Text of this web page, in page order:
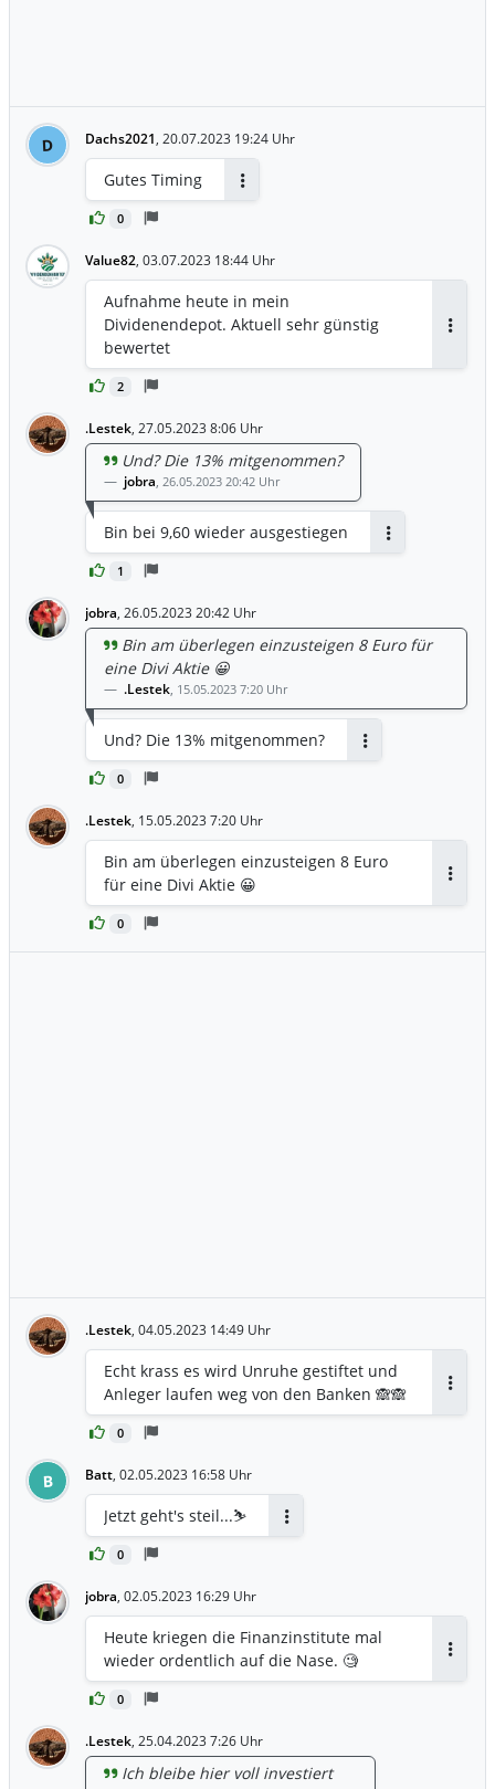
D Dachs2021, 20.07.2023 19:24 Uhr
0
Gutes Timing
Value82, 03.07.2023 18:44 Uhr
2
Aufnahme heute in mein
Dividenendepot. Aktuell sehr günstig
bewertet
.Lestek, 27.05.2023 8:06 Uhr
1
Und? Die 13% mitgenommen?
jobra, 26.05.2023 20:42 Uhr
Bin bei 9,60 wieder ausgestiegen
jobra, 26.05.2023 20:42 Uhr
0
Bin am überlegen einzusteigen 8 Euro für
eine Divi Aktie 😀
.Lestek, 15.05.2023 7:20 Uhr
Und? Die 13% mitgenommen?
.Lestek, 15.05.2023 7:20 Uhr
0
Bin am überlegen einzusteigen 8 Euro
für eine Divi Aktie 😀
.Lestek, 04.05.2023 14:49 Uhr
0
Echt krass es wird Unruhe gestiftet und
Anleger laufen weg von den Banken 🙈🙈
B Batt, 02.05.2023 16:58 Uhr
0
Jetzt geht's steil...⛷
jobra, 02.05.2023 16:29 Uhr
0
Heute kriegen die Finanzinstitute mal
wieder ordentlich auf die Nase. 🧐
.Lestek, 25.04.2023 7:26 Uhr
Ich bleibe hier voll investiert